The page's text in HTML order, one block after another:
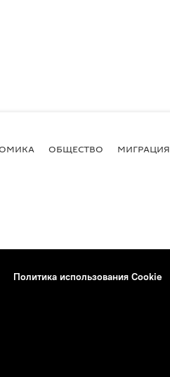
ОБЩЕСТВО МИГРАЦИЯ
Политика использования Cookie